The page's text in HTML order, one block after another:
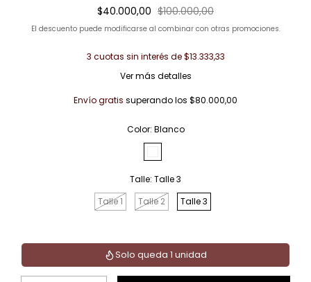
$40.000,00 $100.000,00
El descuento puede modificarse al combinar con otras promociones.
3 cuotas sin interés de$13.333,33
Ver más detalles
Envío gratis superando los $80.000,00
Color: Blanco
Talle: Talle 3
Talle 1
Talle 2 Talle 3
Solo queda 1 unidad